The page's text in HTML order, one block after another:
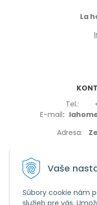
Vaše
Súbory cookie nám
služieb pre vás.
La
Tel.:
E-mail:
Adresa: